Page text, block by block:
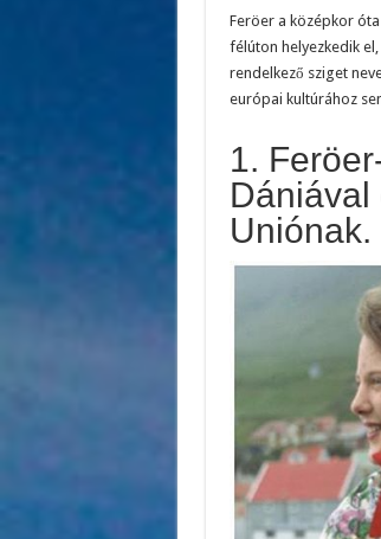
Feröer a középkor
félúton helyezkedik
rendelkező sziget
európai kultúrához
1.
Dániával
Uniónak.